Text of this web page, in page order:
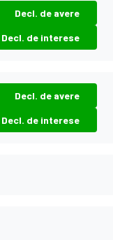
Decl. de avere
Decl. de interese
Decl. de avere
Decl. de interese